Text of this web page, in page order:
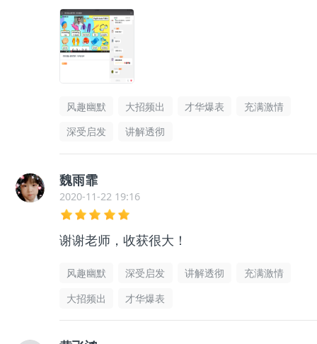
风趣幽默 大招频出 才华爆表
充满激情
深受启发
讲解透彻
魏雨霏
2020-11-22 19:16
谢谢老师，收获很大！
风趣幽默 深受启发 讲解透彻
充满激情
大招频出
才华爆表